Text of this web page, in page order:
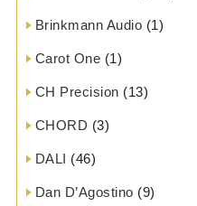
Brinkmann Audio (1)
Carot One (1)
CH Precision (13)
CHORD (3)
DALI (46)
Dan D’Agostino (9)